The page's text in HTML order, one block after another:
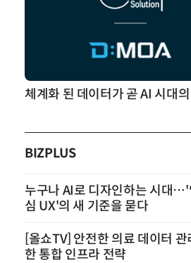
BIZPLUS
누구나 AI로 디자인하는 시대…'
심 UX'의 새 기준을 묻다
[올쇼TV] 안전한 의료 데이터 관
한 통합 인프라 전략